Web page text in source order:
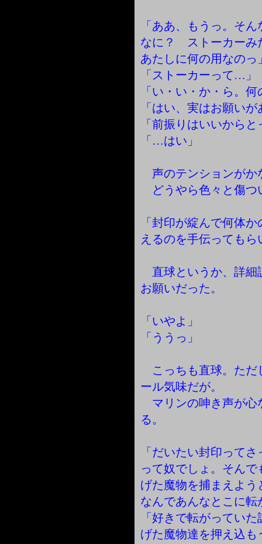
「ああ、もうっ。そ
なに？ ストーカーみ
あたしに何の用なのっ
「ストーカーって…」
「い・い・か・ら。
「はい、実はお願い
「前振りはいいから
「…はい」
声のテンションがか
どうやら色々と傷つ
「封印が綻んで何体
えるのを手伝っても
直球というか、詳細
お願いだった。
「いやよ」
「ううっ」
こっちも直球。ただ
ール気味だが。
マリンの呻き声が心
る。
「だいたい封印って
って奴でしょ。そん
げた魔物を捕まえよ
なんであんなとこに転
「好きで転がってい
げた魔物達を押え込